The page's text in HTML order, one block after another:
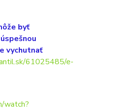
byť
vychutnať
61025485/e-
watch?